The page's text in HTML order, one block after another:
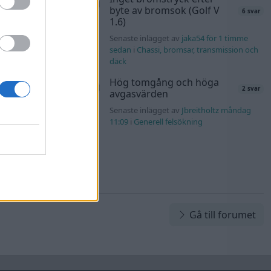
byte av bromsok (Golf V
1.6)
6 svar
Senaste inlägget av jaka54 för 1 timme
sedan i Chassi, bromsar, transmission och
däck
Hög tomgång och höga
avgasvärden
2 svar
Senaste inlägget av Jbreitholtz måndag
11:09i Generell felsökning
Gå till forumet